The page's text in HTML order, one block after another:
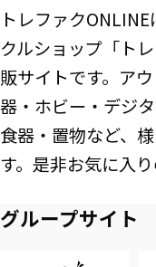
トレファク
クルショップ「ト
販サイトです。ア
器・ホビー・デジ
食器・置物など、
す。是非お気に入
グループサイト